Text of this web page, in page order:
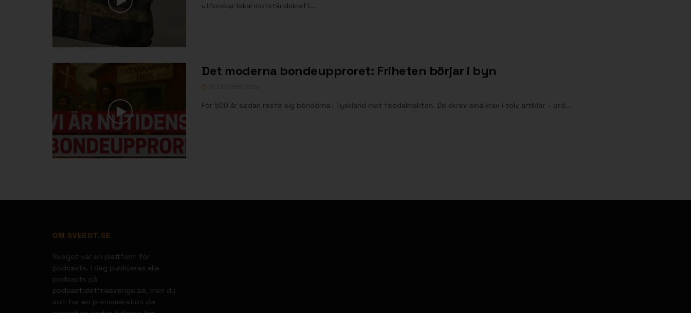
utforskar lokal motståndskraft...
Det moderna bondeupproret: Friheten börjar i byn
För 500 år sedan reste sig bönderna i Tyskland mot feodalmakten. De skrev sina krav i tolv artiklar – ord...
OM SVEGOT.SE
Svegot var en plattform för
podcasts. I dag publiceras alla
podcasts på
podcast.detfriasverige.se , men du
som har en prenumeration via